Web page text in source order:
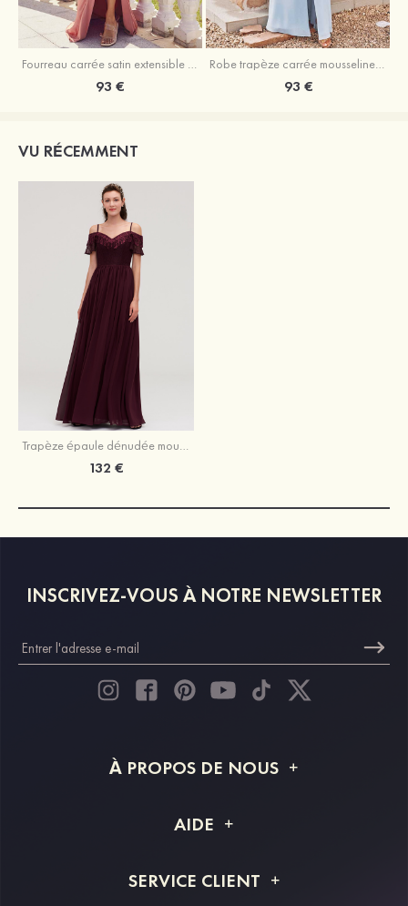
93 € 93 €
VU RÉCEMMENT
Trapèze épaule dénudée mousseline longueur ras du sol robe de demoiselle d'honneur avec dentelle
132 €
INSCRIVEZ-VOUS À NOTRE NEWSLETTER
À PROPOS DE NOUS
Livraison
AIDE
Retour et remboursement
SERVICE CLIENT